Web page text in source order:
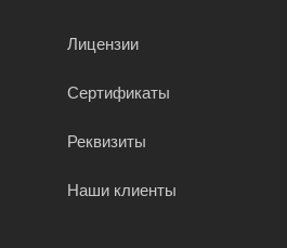
Лицензии
Сертификаты
Реквизиты
Наши клиенты